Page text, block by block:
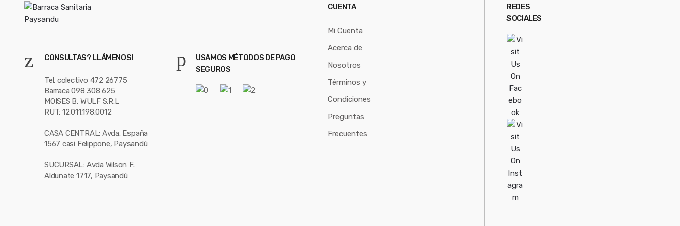
CONSULTAS? LLÁMENOS!
Tel. colectivo 472 26775
Barraca 098 308 625
MOISES B. WULF S.R.L
RUT: 12.011.198.0012
CASA CENTRAL: Avda. España
1567 casi Felippone, Paysandú
SUCURSAL: Avda Wilson F.
Aldunate 1717, Paysandú
USAMOS MÉTODOS DE PAGO
SEGUROS
CUENTA
Mi Cuenta
Acerca de
Nosotros
Términos y
Condiciones
Preguntas
Frecuentes
REDES
SOCIALES